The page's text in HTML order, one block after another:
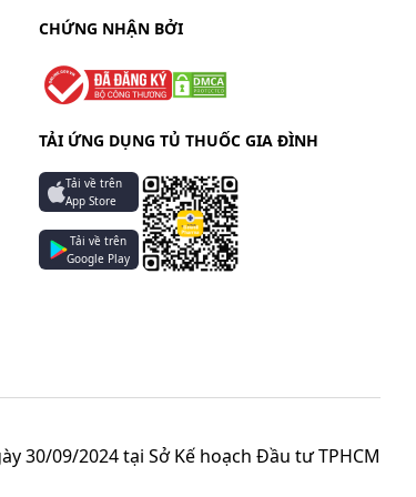
CHỨNG NHẬN BỞI
TẢI ỨNG DỤNG TỦ THUỐC GIA ĐÌNH
Tải về trên
App Store
Tải về trên
Google Play
30/09/2024 tại Sở Kế hoạch Đầu tư TPHCM